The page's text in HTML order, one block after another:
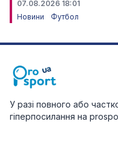
07.08.2026 18:01
Новини
Футбол
У разі повного або
гіперпосилання на